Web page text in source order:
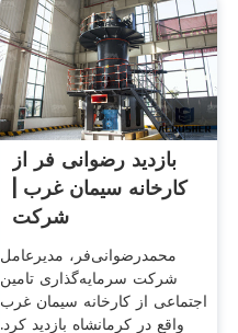
بازدید رضوانی فر از
کارخانه سیمان غرب |
شرکت
محمدرضوانی‌فر، مدیرعامل
شرکت سرمایه‌گذاری تامین
اجتماعی از کارخانه سیمان غرب
واقع در کرمانشاه بازدید کرد.